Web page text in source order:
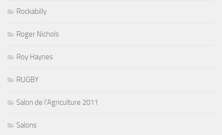
Rockabilly
Roger Nichols
Roy Haynes
RUGBY
Salon de l'Agriculture 2011
Salons